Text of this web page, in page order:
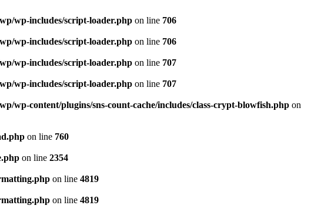
wp-includes/script-loader.php on line 706
wp-includes/script-loader.php on line 706
wp-includes/script-loader.php on line 707
wp-includes/script-loader.php on line 707
wp-content/plugins/sns-count-cache/includes/class-crypt-blowfish.php on
on line 760
on line 2354
on line 4819
on line 4819